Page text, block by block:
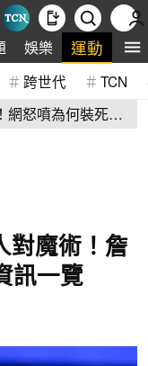
娛樂 運動 全
跨世代 TCN
網怒噴為何裝死？
對魔術！詹
訊一覽